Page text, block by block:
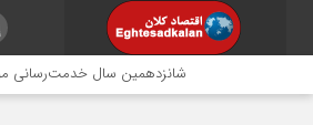
شانزدهمین سال خدمت‌رسانی